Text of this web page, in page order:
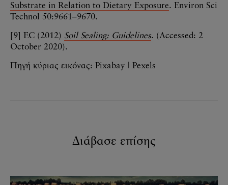
Substrate in Relation to Dietary Exposure. Environ Sci
Technol 50:9661–9670.
[9] EC (2012) Soil Sealing: Guidelines. (Accessed: 2
October 2020).
Πηγή κύριας εικόνας: Pixabay | Pexels
Διάβασε επίσης